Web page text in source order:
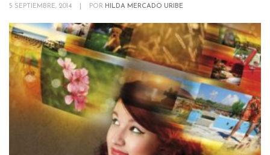
5 SEPTIEMBRE, 2014 POR HILDA MERCADO URIBE